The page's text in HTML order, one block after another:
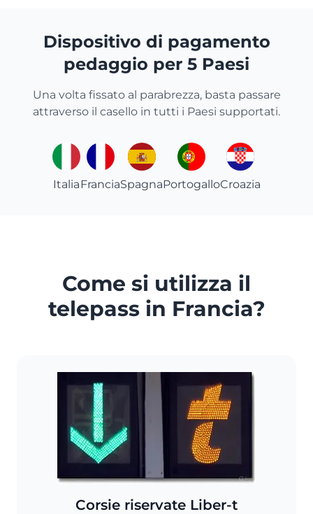
Dispositivo di pagamento
pedaggio per 5 Paesi
Una volta fissato al parabrezza, basta passare
attraverso il casello in tutti i Paesi supportati.
ItaliaFranciaSpagnaPortogalloCroazia
Come si utilizza il
telepass in Francia?
Corsie riservate Liber-t